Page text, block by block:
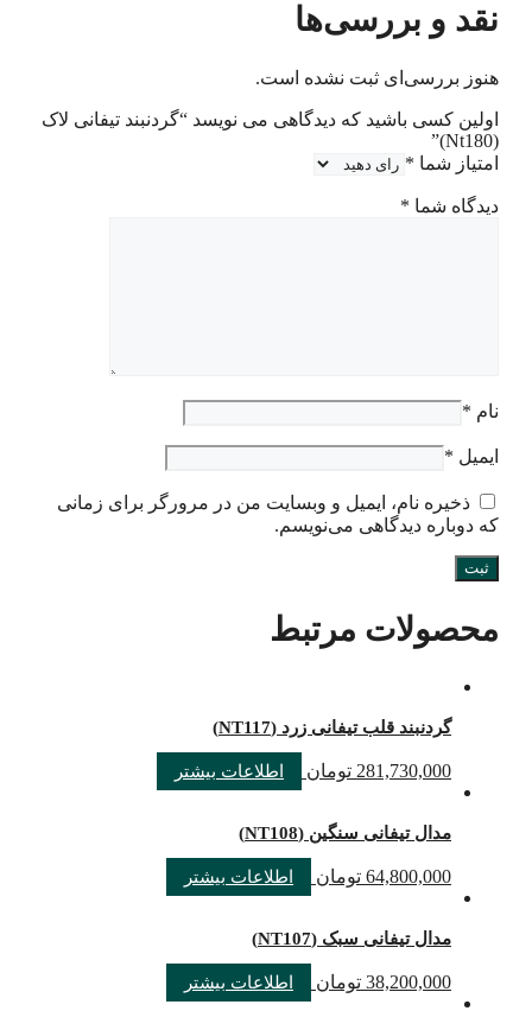
نقد و بررسی‌ها
هنوز بررسی‌ای ثبت نشده است.
اولین کسی باشید که دیدگاهی می نویسد “گردنبند تیفانی لاک
(Nt180)”
امتیاز شما *
دیدگاه شما *
نام *
ایمیل *
ذخیره نام، ایمیل و وبسایت من در مرورگر برای زمانی
که دوباره دیدگاهی می‌نویسم.
محصولات مرتبط
گردنبند قلب تیفانی زرد (NT117)
281,730,000 تومان اطلاعات بیشتر
مدال تیفانی سنگین (NT108)
64,800,000 تومان اطلاعات بیشتر
مدال تیفانی سبک (NT107)
38,200,000 تومان اطلاعات بیشتر